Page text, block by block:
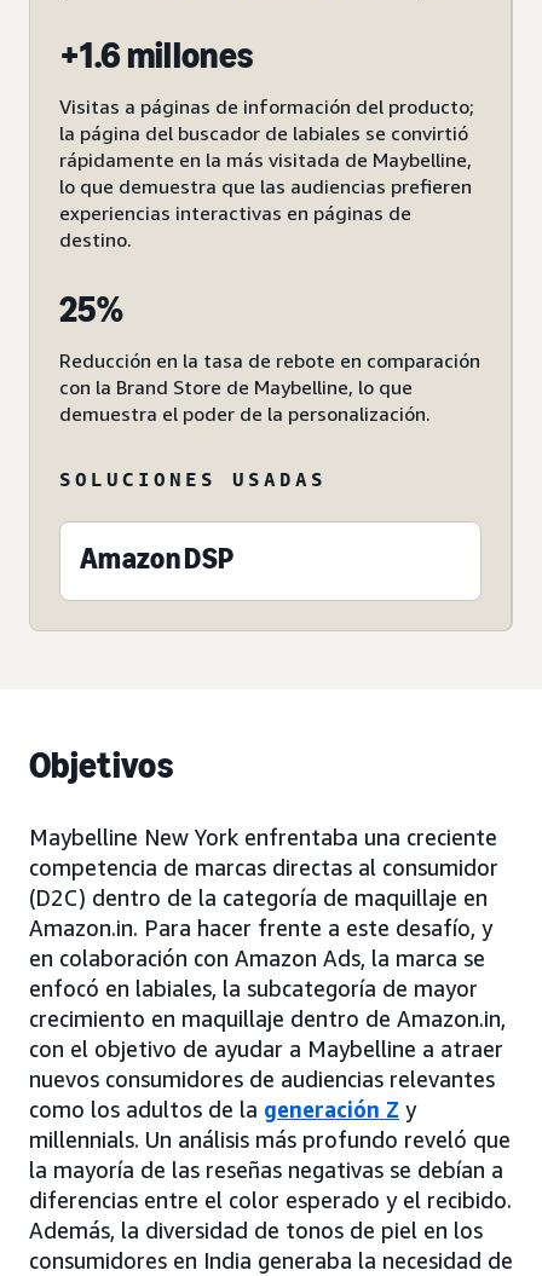
+1.6 millones
Visitas a páginas de información del producto;
la página del buscador de labiales se convirtió
rápidamente en la más visitada de Maybelline,
lo que demuestra que las audiencias prefieren
experiencias interactivas en páginas de
destino.
25%
Reducción en la tasa de rebote en comparación
con la Brand Store de Maybelline, lo que
demuestra el poder de la personalización.
SOLUCIONES USADAS
Amazon DSP
Objetivos
Maybelline New York enfrentaba una creciente
competencia de marcas directas al consumidor
(D2C) dentro de la categoría de maquillaje en
Amazon.in. Para hacer frente a este desafío, y
en colaboración con Amazon Ads, la marca se
enfocó en labiales, la subcategoría de mayor
crecimiento en maquillaje dentro de Amazon.in,
con el objetivo de ayudar a Maybelline a atraer
nuevos consumidores de audiencias relevantes
como los adultos de la generación Z y
millennials. Un análisis más profundo reveló que
la mayoría de las reseñas negativas se debían a
diferencias entre el color esperado y el recibido.
Además, la diversidad de tonos de piel en los
consumidores en India generaba la necesidad de